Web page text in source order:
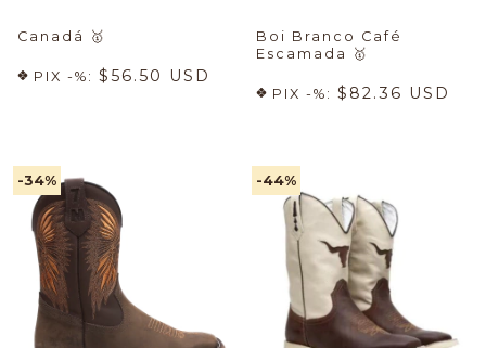
Canadá 🥇
PIX -%: $56.50 USD
Boi Branco Café
Escamada
🥇
PIX -%: $82.36 USD
-34% -44%